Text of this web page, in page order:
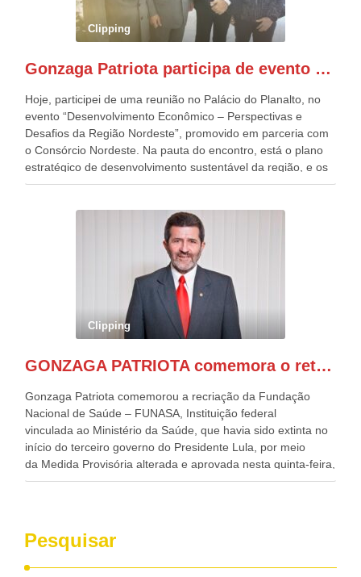
preparou espaços com cadeiras e coberturas, para 30.000
pessoas, só que o número de Patriotas Brasileiros
Independentes, dobrou na Esplanada. Eu, Lula e os
Patriota.
Clipping
Gonzaga Patriota participa de evento em prol do desenvolvimento do Nordeste
Hoje, participei de uma reunião no Palácio do Planalto, no
evento “Desenvolvimento Econômico – Perspectivas e
Desafios da Região Nordeste”, promovido em parceria com
o Consórcio Nordeste. Na pauta do encontro, está o plano
estratégico de desenvolvimento sustentável da região, e os
desafios para a elaboração de políticas públicas, que
evento contou com a presença do Vice-presidente Geraldo
Alckmin, que também ocupa o Ministério do
Desenvolvimento, Indústria, Comércio e Serviços, o ex
governador de Pernambuco, agora Presidente do Banco do
Nordeste, Paulo Câmara, o ex Deputado Federal, e
atualmente Superintendente da SUDENE, Danilo Cabral, da
Governadora de Pernambuco, Raquel Lyra, os ministros da
Casa Civil, Rui Costa, e da Integração e do Desenvolvimento
de todo Nordeste que também ajudam a fomentar o
Clipping
GONZAGA PATRIOTA comemora o retorno da FUNASA
Gonzaga Patriota comemorou a recriação da Fundação
Nacional de Saúde – FUNASA, Instituição federal
vinculada ao Ministério da Saúde, que havia sido extinta no
início do terceiro governo do Presidente Lula, por meio
da Medida Provisória alterada e aprovada nesta quinta-feira,
pelo Congresso Nacional. Gonzaga Patriota disse hoje em
desenvolvimento dos seus municípios e, somente o ano
passado, essa Fundação distribuiu mais de três bilhões de
reais, com suas maravilhosas ações, dentre alas, mais de
Pesquisar